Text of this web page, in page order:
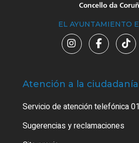
EL AYUNTAMIENTO
Atención a la ciudadanía
Servicio de atención telefónica
Sugerencias y reclamaciones